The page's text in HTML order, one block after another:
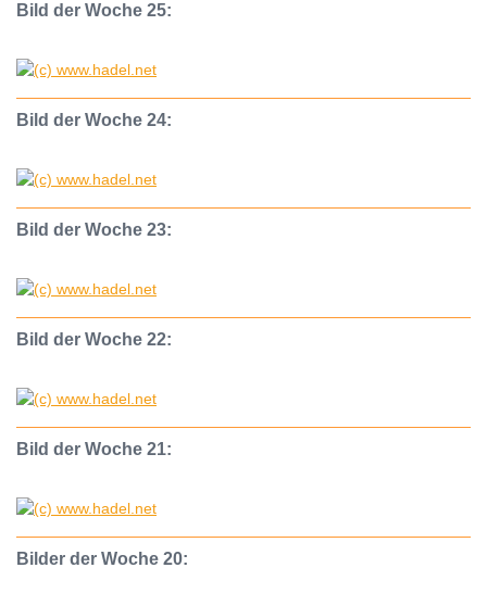
Bild der Woche 25:
Bild der Woche 24:
Bild der Woche 23:
Bild der Woche 22:
Bild der Woche 21:
Bilder der Woche 20: